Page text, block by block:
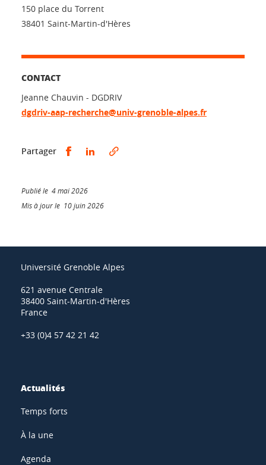
150 place du Torrent
38401 Saint-Martin-d'Hères
CONTACT
Jeanne Chauvin - DGDRIV
dgdriv-aap-recherche@univ-grenoble-alpes.fr
Partager Partager sur Facebook
Partager sur LinkedIn
Publié le 4 mai 2026
Mis à jour le 10 juin 2026
Université Grenoble Alpes
621 avenue Centrale
38400 Saint-Martin-d'Hères
France
+33 (0)4 57 42 21 42
Actualités
Temps forts
À la une
Agenda